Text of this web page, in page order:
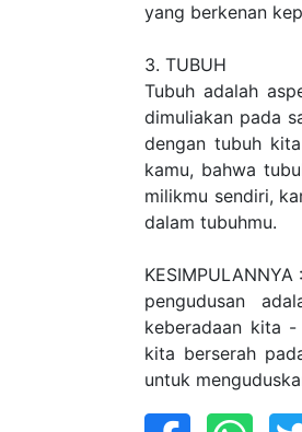
yang berkenan
3. TUBUH
Tubuh adalah
dimuliakan pada
dengan tubuh
kamu, bahwa
milikmu sendiri,
dalam tubuhmu.
KESIMPULANNYA :
pengudusan
keberadaan kita
kita berserah
untuk